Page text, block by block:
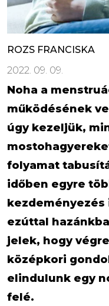
ROZS FRANCISKA
2022. 09. 09.
Noha a
működésének
úgy kezeljük,
folyamat
időben egyre
ezúttal
jelek, hogy
középkori
elindulunk egy
felé.